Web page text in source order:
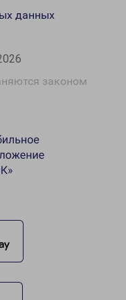
законом
данных